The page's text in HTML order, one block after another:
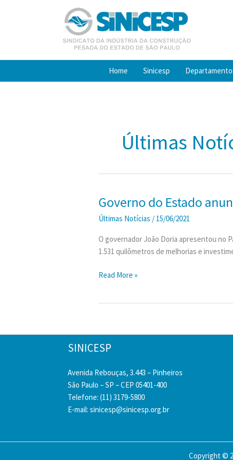
Home Sinicesp
Últimas
Governo do Estado
Últimas Notícias / 15/06/2021
O governador João Doria apresentou no
1.531 quilômetros de melhorias e
Governo
fase
do
Novas
Estradas
Vicinais
Read More »
SINICESP
Avenida Rebouças, 3.443 – Pinheiros
São Paulo – SP – CEP 05401-400
Telefone: (11) 3179-5800
E-mail: sinicesp@sinicesp.org.br
Copyright ©